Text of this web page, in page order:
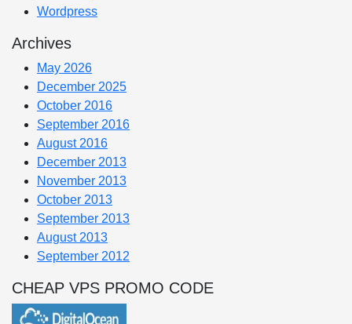
Wordpress
Archives
May 2026
December 2025
October 2016
September 2016
August 2016
December 2013
November 2013
October 2013
September 2013
August 2013
September 2012
CHEAP VPS PROMO CODE